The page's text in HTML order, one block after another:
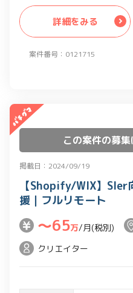
案件番号：0121715
・オフショ
説明、スケ
・開発ガバ
・既存のシ
詳細をみる
この案件の募集
掲載日：2024/09/19
【Shopify/WIX】SIer
援｜フルリモート
〜65万/月(税別)
クリエイター